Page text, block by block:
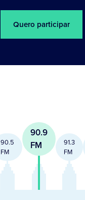
Quero participar
90.5
FM
90.9
FM
91.3
FM